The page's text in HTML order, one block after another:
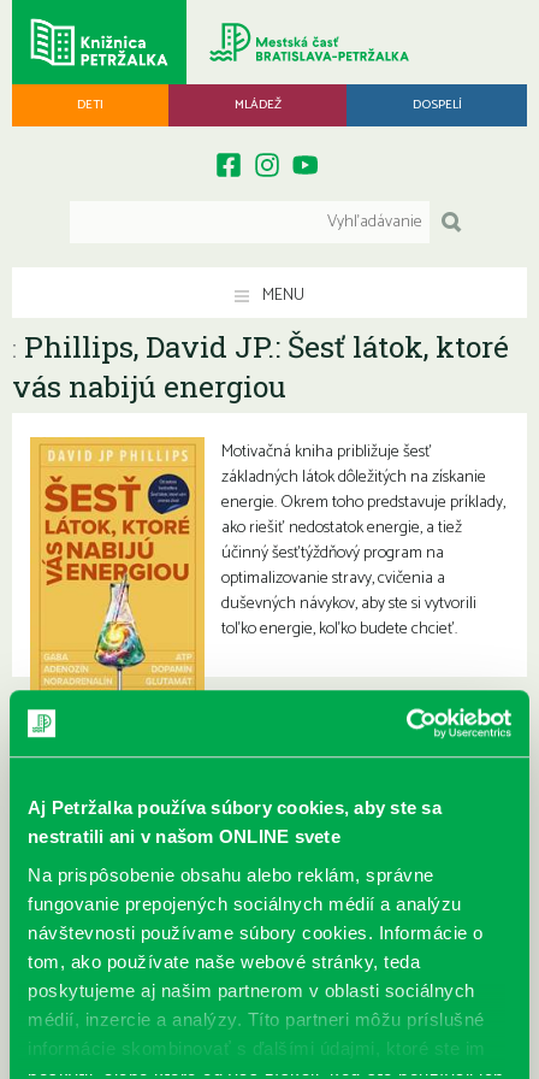
Aj Petržalka používa súbory cookies, aby ste sa
nestratili ani v našom ONLINE svete
Na prispôsobenie obsahu alebo reklám, správne
fungovanie prepojených sociálnych médií a analýzu
návštevnosti používame súbory cookies. Informácie o
tom, ako používate naše webové stránky, teda
poskytujeme aj našim partnerom v oblasti sociálnych
médií, inzercie a analýzy. Títo partneri môžu príslušné
informácie skombinovať s ďalšími údajmi, ktoré ste im
DETI MLÁDEŽ DOSPELÍ
MENU
: Phillips, David JP.: Šesť látok, ktoré
vás nabijú energiou
Motivačná kniha približuje šesť
základných látok dôležitých na získanie
energie. Okrem toho predstavuje príklady,
ako riešiť nedostatok energie, a tiež
účinný šesťtýždňový program na
optimalizovanie stravy, cvičenia a
duševných návykov, aby ste si vytvorili
toľko energie, koľko budete chcieť.